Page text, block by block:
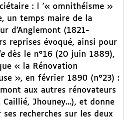
: l ’« omnithéisme »
un temps maire de la
d’Anglemont (1821-
reprises évoqué, ainsi pour
dès le n°16 (20 juin 1889),
« la Rénovation
», en février 1890 (n°23) :
aux autres rénovateurs
Jhouney...), et donne
recherches sur les deux